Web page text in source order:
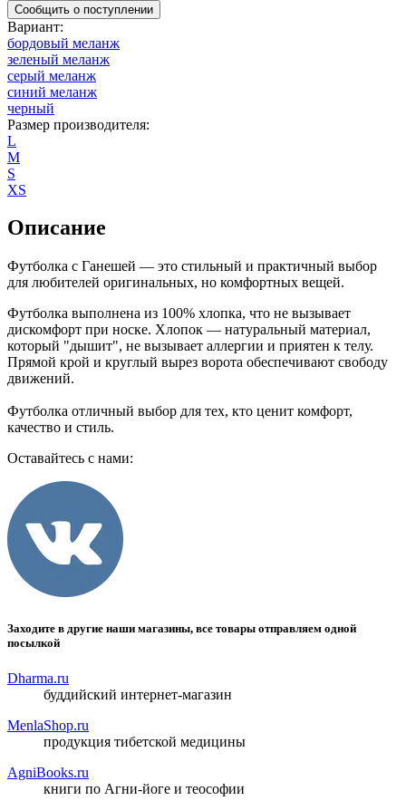
Сообщить о поступлении
Вариант:
бордовый меланж
зеленый меланж
серый меланж
синий меланж
черный
Размер производителя:
L
M
S
XS
Описание
Футболка с Ганешей — это стильный и практичный выбор
для любителей оригинальных, но комфортных вещей.
Футболка выполнена из 100% хлопка, что не вызывает
дискомфорт при носке. Хлопок — натуральный материал,
который "дышит", не вызывает аллергии и приятен к телу.
Прямой крой и круглый вырез ворота обеспечивают свободу
движений.
Футболка отличный выбор для тех, кто ценит комфорт,
качество и стиль.
Оставайтесь с нами:
Заходите в другие наши магазины, все товары отправляем одной
посылкой
Dharma.ru
буддийский интернет-магазин
MenlaShop.ru
продукция тибетской медицины
AgniBooks.ru
книги по Агни-йоге и теософии